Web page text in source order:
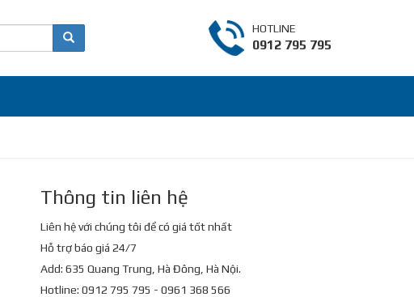
HOTLINE
0912 795 795
Thông tin liên hệ
Liên hệ với chúng tôi để có giá tốt nhất
Hỗ trợ báo giá 24/7
Add: 635 Quang Trung, Hà Đông, Hà Nội.
Hotline: 0912 795 795 - 0961 368 566